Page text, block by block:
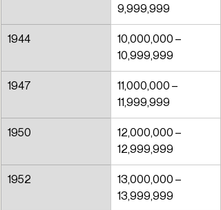
9,999,999
1944
10,000,000 –
10,999,999
1947
11,000,000 –
11,999,999
1950
12,000,000 –
12,999,999
1952
13,000,000 –
13,999,999